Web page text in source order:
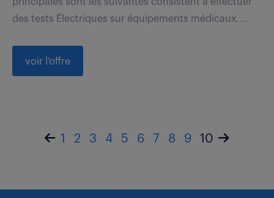
des tests Électriques sur équipements médicaux....
voir l'offre
1 2 3 4 5 6 7 8 9 10